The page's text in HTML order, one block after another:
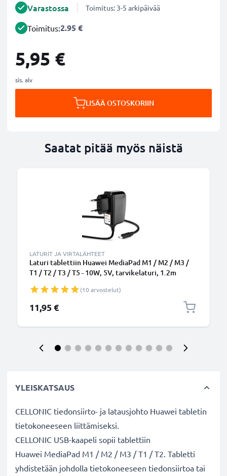
Varastossa Toimitus: 3-5 arkipäivää
Toimitus:2.95 €
5,95 €
sis. alv
LISÄÄ OSTOSKORIIN
Saatat pitää myös näistä
LATURIT JA VIRTALÄHTEET
Laturi tablettiin Huawei MediaPad M1 / M2 / M3 /
T1 / T2 / T3 / T5 - 10W, 5V, tarvikelaturi, 1.2m
(10 arvostelut)
11,95 €
YLEISKATSAUS
CELLONIC tiedonsiirto- ja latausjohto Huawei tabletin
tietokoneeseen liittämiseksi.
CELLONIC USB-kaapeli sopii tablettiin
Huawei MediaPad M1 / M2 / M3 / T1 / T2. Tabletti
yhdistetään johdolla tietokoneeseen tiedonsiirtoa tai